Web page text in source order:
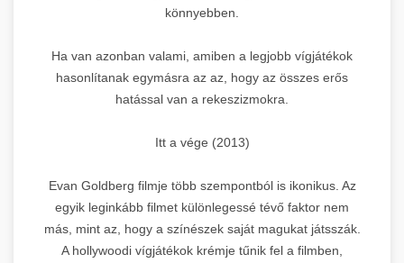
könnyebben.
Ha van azonban valami, amiben a legjobb vígjátékok
hasonlítanak egymásra az az, hogy az összes erős
hatással van a rekeszizmokra.
Itt a vége (2013)
Evan Goldberg filmje több szempontból is ikonikus. Az
egyik leginkább filmet különlegessé tévő faktor nem
más, mint az, hogy a színészek saját magukat játsszák.
A hollywoodi vígjátékok krémje tűnik fel a filmben,